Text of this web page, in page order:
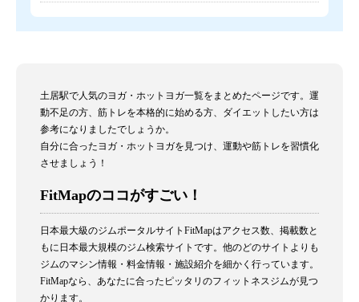
土居駅で人気のヨガ・ホットヨガ一覧をまとめたページです。運
動不足の方、筋トレを本格的に始める方、ダイエットしたい方は
参考になりましたでしょうか。
自分に合ったヨガ・ホットヨガを見つけ、運動や筋トレを習慣化
させましょう！
FitMapのココがすごい！
日本最大級のジムポータルサイトFitMapはアクセス数、掲載数と
もに日本最大規模のジム検索サイトです。他のどのサイトよりも
ジムのマシン情報・料金情報・施設紹介を細かく行っています。
FitMapなら、あなたに合ったピッタリのフィットネスジムが見つ
かります。